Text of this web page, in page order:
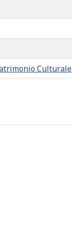
Culturale